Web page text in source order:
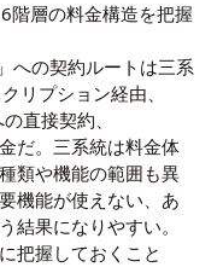
層の料金構造を把握
への契約ルートは三系
プション経由、
直接契約、
だ。三系統は料金体
類や機能の範囲も異
機能が使えない、あ
結果になりやすい。
把握しておくこと